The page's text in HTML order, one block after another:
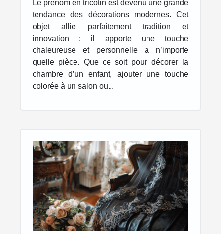
original !
Le prénom en tricotin est devenu une grande
tendance des décorations modernes. Cet
objet allie parfaitement tradition et
innovation ; il apporte une touche
chaleureuse et personnelle à n’importe
quelle pièce. Que ce soit pour décorer la
chambre d’un enfant, ajouter une touche
colorée à un salon ou...